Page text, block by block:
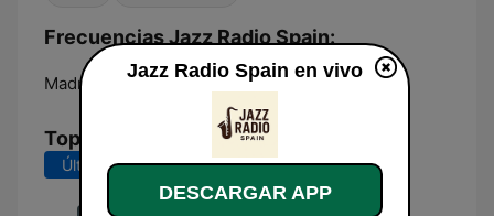
Frecuencias Jazz Radio Spain:
Madrid: Online
Top Canciones
Últimos 7 días Últimos 30 días
Jazz Radio Spain en vivo
DESCARGAR APP